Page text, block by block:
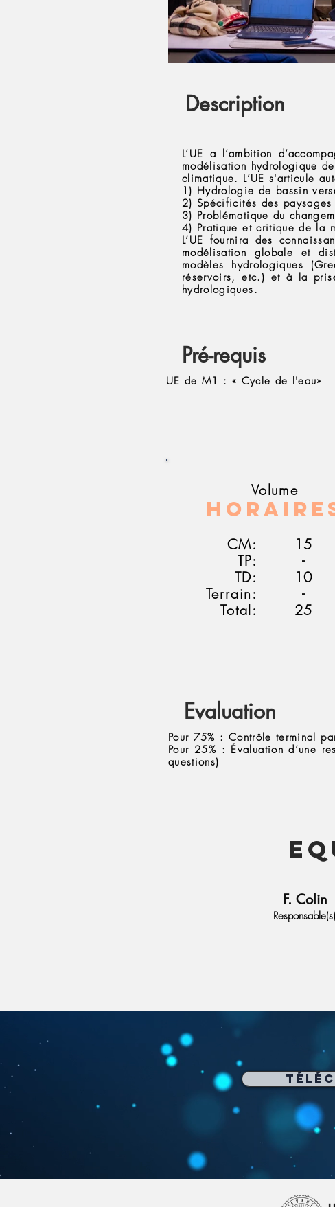
Description
L’UE a l’ambition
modélisation hydrologique
climatique. L’UE s'articule
1) Hydrologie de bassin
2) Spécificités des
3) Problématique du
4) Pratique et critique de la
L’UE fournira des
modélisation globale et
modèles hydrologiques
réservoirs, etc.) et à la
hydrologiques.
Pré-requis
UE de M1 : « Cycle de l'eau»
Volume
CM:
15
TP:
-
TD:
10
Terrain:
-
Total:
25
Evaluation
Pour 75% : Contrôle terminal
Pour 25% : Évaluation d’une
questions)
F. Colin
Responsable(s)